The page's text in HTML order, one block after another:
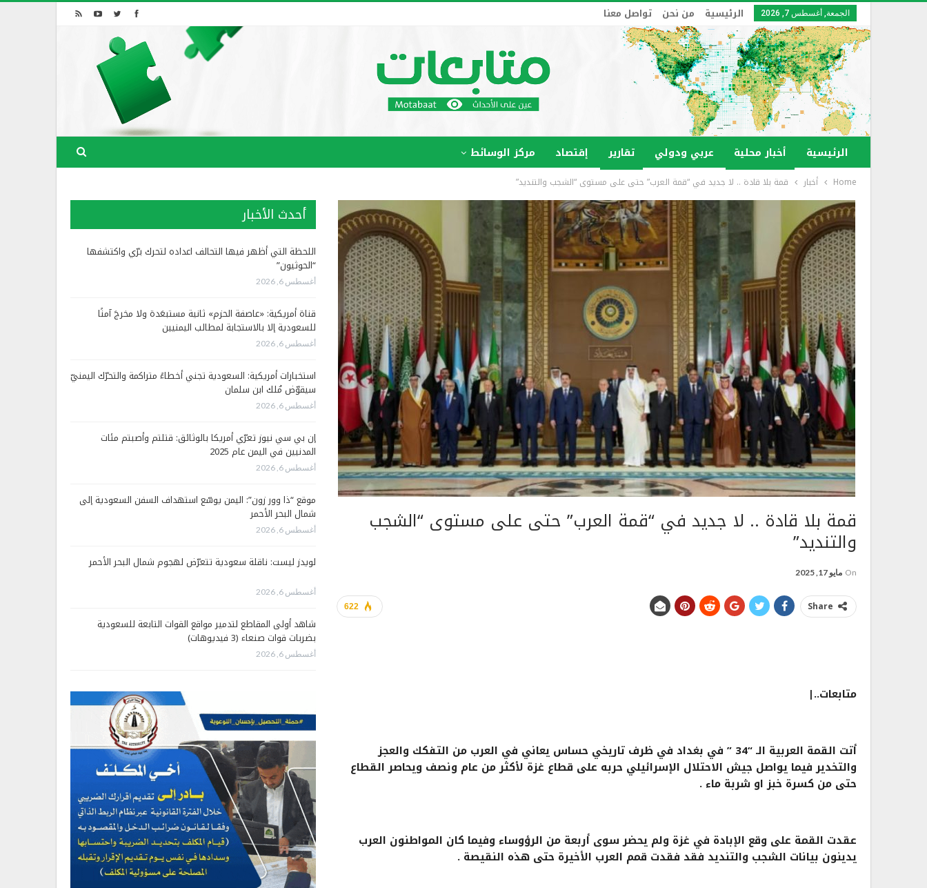
الجمعة, أغسطس 7, 2026 الرئيسية من نحن تواصل معنا
الرئيسية أخبار محلية عربي ودولي تقارير إقتصاد مركز الوسائط
Home أخبار قمة بلا قادة .. لا جديد في “قمة العرب” حتى على مستوى “الشجب والتنديد”
قمة بلا قادة .. لا جديد في “قمة العرب” حتى على مستوى “الشجب
والتنديد”
On مايو 17, 2025
622 Share
متابعات..|
أتت القمة العربية الـ “34 ” في بغداد في ظرف تاريخي حساس يعاني في العرب من التفكك والعجز
والتخدير فيما يواصل جيش الاحتلال الإسرائيلي حربه على قطاع غزة لأكثر من عام ونصف ويحاصر القطاع
حتى من كسرة خبز او شربة ماء .
عقدت القمة على وقع الإبادة في غزة ولم يحضر سوى أربعة من الرؤوساء وفيما كان المواطنون العرب
يدينون بيانات الشجب والتنديد فقد فقدت قمم العرب الأخيرة حتى هذه النقيصة .
أحدث الأخبار
اللحظة التي أظهر فيها التحالف اعداده لتحرك برّي واكتشفها
“الحوثيون”
أغسطس 6, 2026
قناة أمريكية: «عاصفة الحزم» ثانية مستبعَدة ولا مخرجَ آمنًا
للسعودية إلا بالاستجابة لمطالب اليمنيين
أغسطس 6, 2026
استخبارات أمريكية: السعودية تجني أخطاءً متراكمة والتحرّك اليمنيّ
سيقوّض مُلك ابن سلمان
أغسطس 6, 2026
إن بي سي نيوز تعرّي أمريكا بالوثائق: قتلتم وأصبتم مئات
المدنيين في اليمن عام 2025
أغسطس 6, 2026
موقع “ذا وور زون”: اليمن يوسّع استهداف السفن السعودية إلى
شمال البحر الأحمر
أغسطس 6, 2026
لويدز ليست: ناقلة سعودية تتعرّض لهجوم شمال البحر الأحمر
أغسطس 6, 2026
شاهد أولى المقاطع لتدمير مواقع القوات التابعة للسعودية
بضربات قوات صنعاء (3 فيديوهات)
أغسطس 6, 2026